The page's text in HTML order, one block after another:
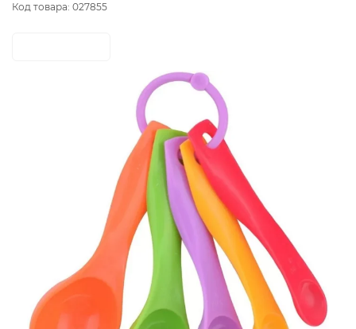
Код товара: 027855